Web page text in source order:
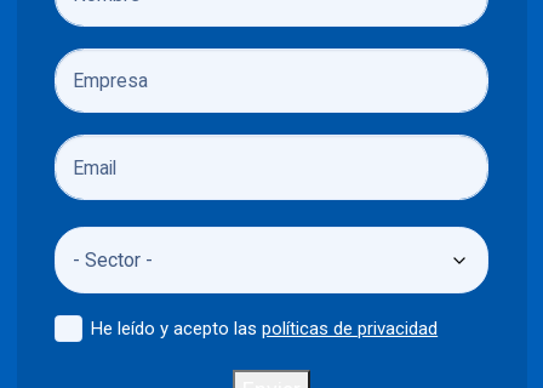
He leído y acepto laspolíticas de privacidad